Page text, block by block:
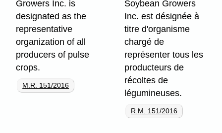
Growers Inc. is
designated as the
representative
organization of all
producers of pulse
crops.
M.R. 151/2016
Soybean Growers
Inc. est désignée à
titre d'organisme
chargé de
représenter tous les
producteurs de
récoltes de
légumineuses.
R.M. 151/2016